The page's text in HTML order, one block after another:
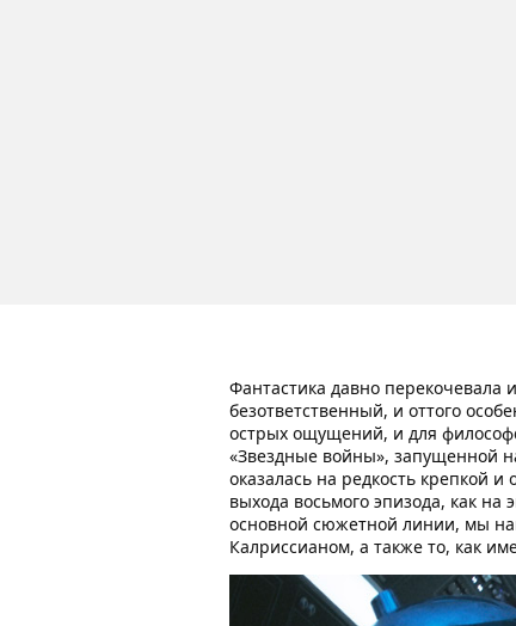
Фантастика давно
безответственный, и оттого
острых ощущений, и для
«Звездные войны», запущенной
оказалась на редкость крепкой
выхода восьмого эпизода, как
основной сюжетной линии, мы
Калриссианом, а также то, как